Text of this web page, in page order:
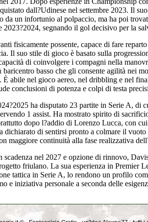
dall?Udinese nel settembre 2023. Il
da un infortunio al polpaccio, ma ha poi
2023?2024, segnando il gol decisivo per la
fisicamente possente, capace di fare
Il suo stile di gioco è basato sulla
di coinvolgere i compagni nella
baricentro basso che gli consente agilità nei
È abile nel gioco aereo, nel dribbling e nel
conclusioni di potenza e colpi di testa
ha disputato 23 partite in Serie A, di
1 assist. Ha mostrato spirito di
dopo l?addio di Lorenzo Lucca, con
dichiarato di sentirsi pronto a colmare il
maggiore continuità alla fase realizzativa
scadenza nel 2027 e opzione di rinnovo,
friulano. La sua esperienza in Premier
tattica in Serie A, lo rendono un profilo
e iniziativa personale a seconda delle